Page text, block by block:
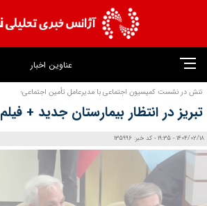
عناوین اخبار
تنش در نشست کمیسیون اجتماعی با مدیرعامل تأمین اجتماعی؛
تبریز در انتظار بیمارستان جدید + فیلم
1404/02/18 - 19:35 - کد خبر: 135996